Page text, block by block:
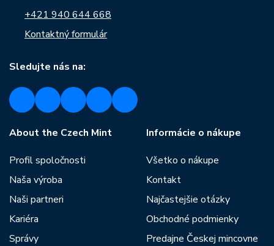
+421 940 644 668
Kontaktný formulár
Sledujte nás na:
About the Czech Mint
Profil spoločnosti
Naša výroba
Naši partneri
Kariéra
Správy
Informácie o nákupe
Všetko o nákupe
Kontakt
Najčastejšie otázky
Obchodné podmienky
Predajne Českej mincovne